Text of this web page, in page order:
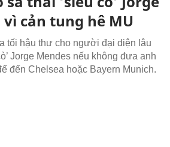
vì cản tung hê MU
tối hậu thư cho người đại diện lâu
Jorge Mendes nếu không đưa anh
đến Chelsea hoặc Bayern Munich.